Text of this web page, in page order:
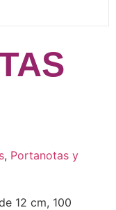
, Portanotas y
12 cm, 100